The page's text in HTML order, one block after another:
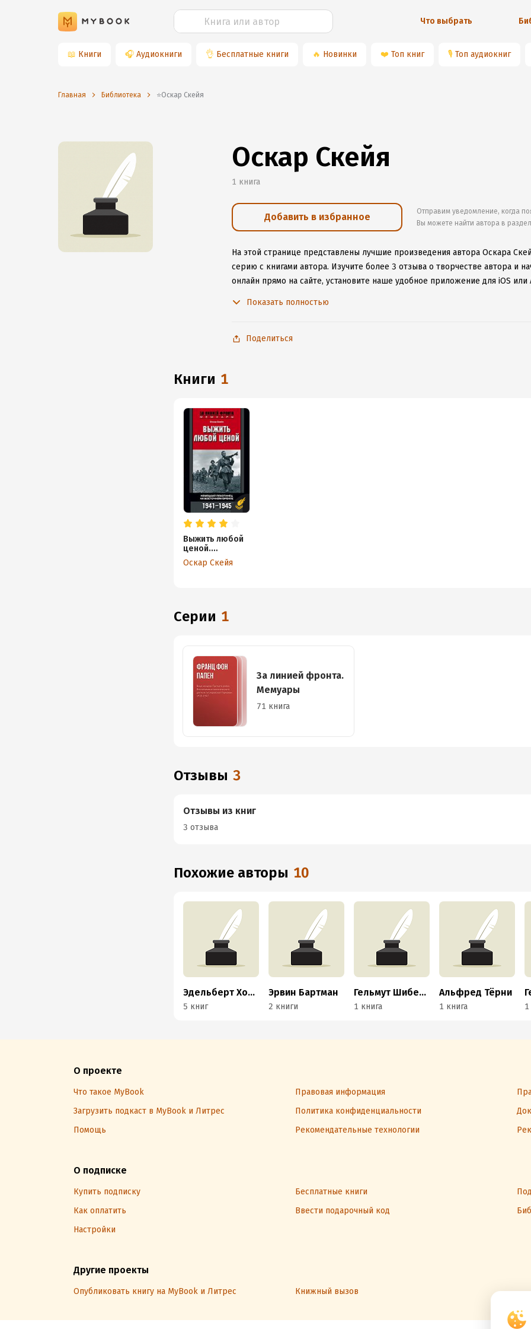
Что выбрать
📖 Книги 🎧 Аудиокниги 👌 Бесплатные книги 🔥 Новинки ❤️ Топ книг 🎙 Топ аудиокниг
Главная Библиотека ⭐️Оскар Скейя
Оскар Скейя
1 книга
Добавить в избранное
Отправим уведомление, когда
Вы можете найти автора в
На этой странице представлены лучшие произведения автора Оскара
серию с книгами автора. Изучите более 3 отзыва о творчестве автора и
онлайн прямо на сайте, установите наше удобное приложение для iOS
Показать полностью
Поделиться
книги 1
Выжить любой
ценой.
Немецкий
пехотинец на
Оскар Скейя
Серии 1
За линией фронта.
Мемуары
71 книга
Отзывы 3
Отзывы из книг
3 отзыва
Похожие авторы 10
Эдельберт Холль
5 книг
Эрвин Бартман
2 книги
Гельмут Шибель
1 книга
Альфред Тёрни
1 книга 1
О проекте
Что такое MyBook Правовая информация
Загрузить подкаст в MyBook и Литрес
Политика конфиденциальности
Помощь
Рекомендательные технологии
О подписке
Купить подписку Бесплатные книги
Как оплатить
Ввести подарочный код
Настройки
Другие проекты
Опубликовать книгу на MyBook и Литрес Книжный вызов